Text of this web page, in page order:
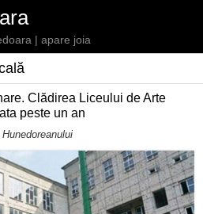
| apare joia
Clădirea Liceului de Arte
peste un an